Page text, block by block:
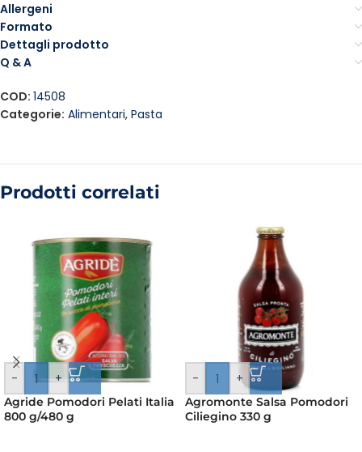
Allergeni
Formato
Dettagli prodotto
Q & A
COD: 14508
Categorie: Alimentari, Pasta
Prodotti correlati
- +
Agride Pomodori Pelati Italia
800 g/480 g
- +
Agromonte Salsa Pomodori
Ciliegino 330 g